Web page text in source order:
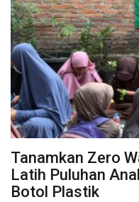
Tanamkan Zero
Latih Puluhan
Botol Plastik